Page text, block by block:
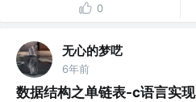
0
无心的梦呓
6年前
数据结构之单链表-c语言实现